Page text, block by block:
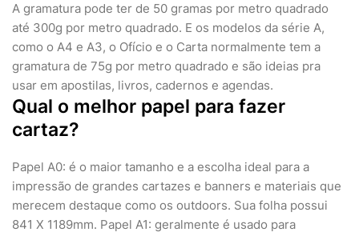
A gramatura pode ter de 50 gramas por metro quadrado
até 300g por metro quadrado. E os modelos da série A,
como o A4 e A3, o Ofício e o Carta normalmente tem a
gramatura de 75g por metro quadrado e são ideias pra
usar em apostilas, livros, cadernos e agendas.
Qual o melhor papel para fazer
cartaz?
Papel A0: é o maior tamanho e a escolha ideal para a
impressão de grandes cartazes e banners e materiais que
merecem destaque como os outdoors. Sua folha possui
841 X 1189mm. Papel A1: geralmente é usado para